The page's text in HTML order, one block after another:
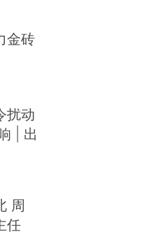
金砖
扰动
| 出
周
任